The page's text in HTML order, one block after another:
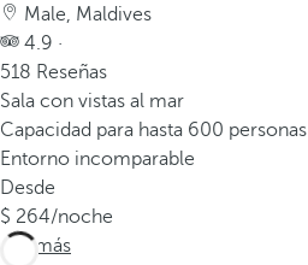
a
l
a
p
r
i
m
e
Male, Maldives
4.9 ·
518 Reseñas
Sala con vistas al mar
Capacidad para hasta 600 personas
Entorno incomparable
Desde
264/noche
Ver más